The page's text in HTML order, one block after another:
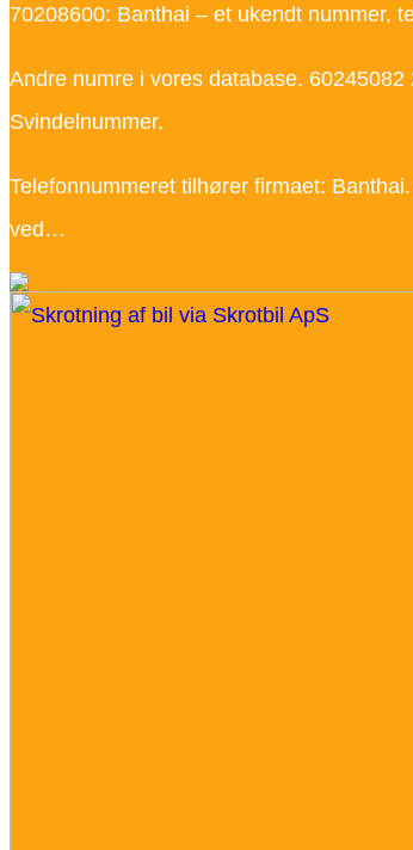
70208600: Banthai – et ukendt nummer,
Andre numre i vores database. 60245082
Svindelnummer.
Telefonnummeret tilhører firmaet:
ved…